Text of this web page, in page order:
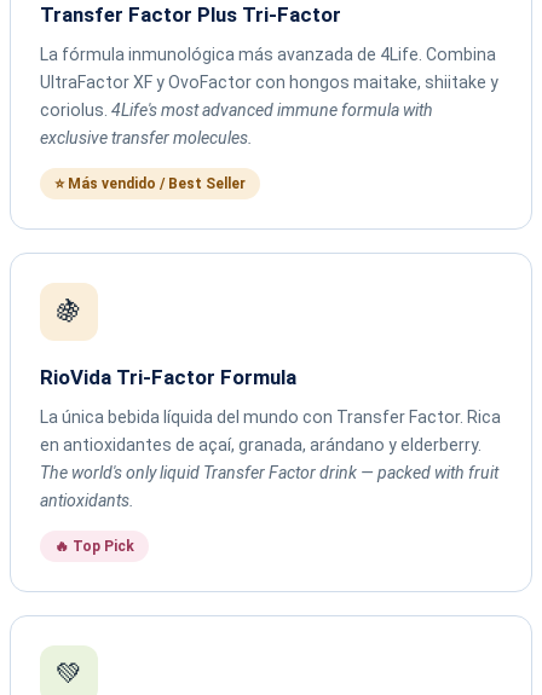
Transfer Factor Plus Tri-Factor
La fórmula inmunológica más avanzada de 4Life. Combina
UltraFactor XF y OvoFactor con hongos maitake, shiitake y
coriolus. 4Life's most advanced immune formula with
exclusive transfer molecules.
⭐ Más vendido / Best Seller
🍇
RioVida Tri-Factor Formula
La única bebida líquida del mundo con Transfer Factor. Rica
en antioxidantes de açaí, granada, arándano y elderberry.
The world's only liquid Transfer Factor drink — packed with fruit
antioxidants.
🔥 Top Pick
💚